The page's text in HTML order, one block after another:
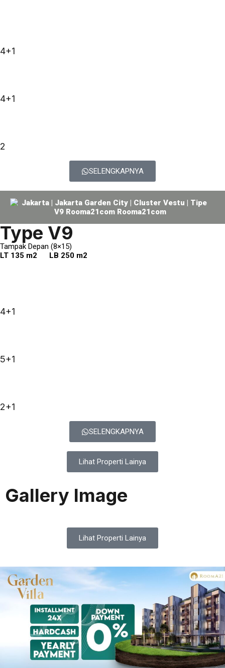
4+1
4+1
2
SELENGKAPNYA
Type V9
Tampak Depan (8×15)
LT 135 m2 LB 250 m2
4+1
5+1
2+1
SELENGKAPNYA
Lihat Properti Lainya
Gallery Image
Lihat Properti Lainya